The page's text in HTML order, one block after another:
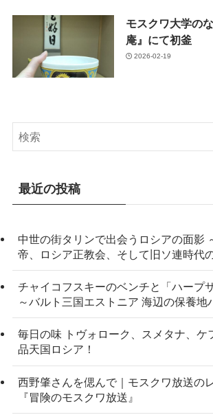
モスクワ大学の
庵』にて初釜
2026-02-19
最近の投稿
中世の街タリンで出会うロシアの面影
帝、ロシア正教会、そして旧ソ連時代
チャイコフスキーのベンチと「ハープ
～バルト三国エストニア 海辺の保養地
毎日の味 トヴォローク、スメタナ、
品天国ロシア！
西野肇さんを偲んで｜モスクワ放送の
『冒険のモスクワ放送』